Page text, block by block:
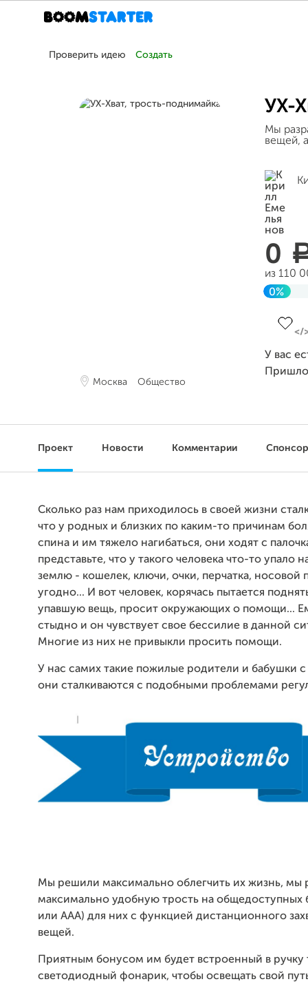
Проверить идею Создать
Москва Общество
УХ-
Мы
вещей,
0
из 110
0%
У вас
Проект Новости Комментарии
Сколько раз нам приходилось в своей жизни
что у родных и близких по каким-то причинам
спина и им тяжело нагибаться, они ходят с
представьте, что у такого человека что-то упало
землю - кошелек, ключи, очки, перчатка, носовой
угодно... И вот человек, корячась пытается
упавшую вещь, просит окружающих о помощи...
стыдно и он чувствует свое бессилие в данной
Многие из них не привыкли просить помощи.
У нас самих такие пожилые родители и бабушки
они сталкиваются с подобными проблемами
Мы решили максимально облегчить их жизнь, мы
максимально удобную трость на общедоступных
или ААА) для них с функцией дистанционного
вещей.
Приятным бонусом им будет встроенный в ручку
светодиодный фонарик, чтобы освещать свой